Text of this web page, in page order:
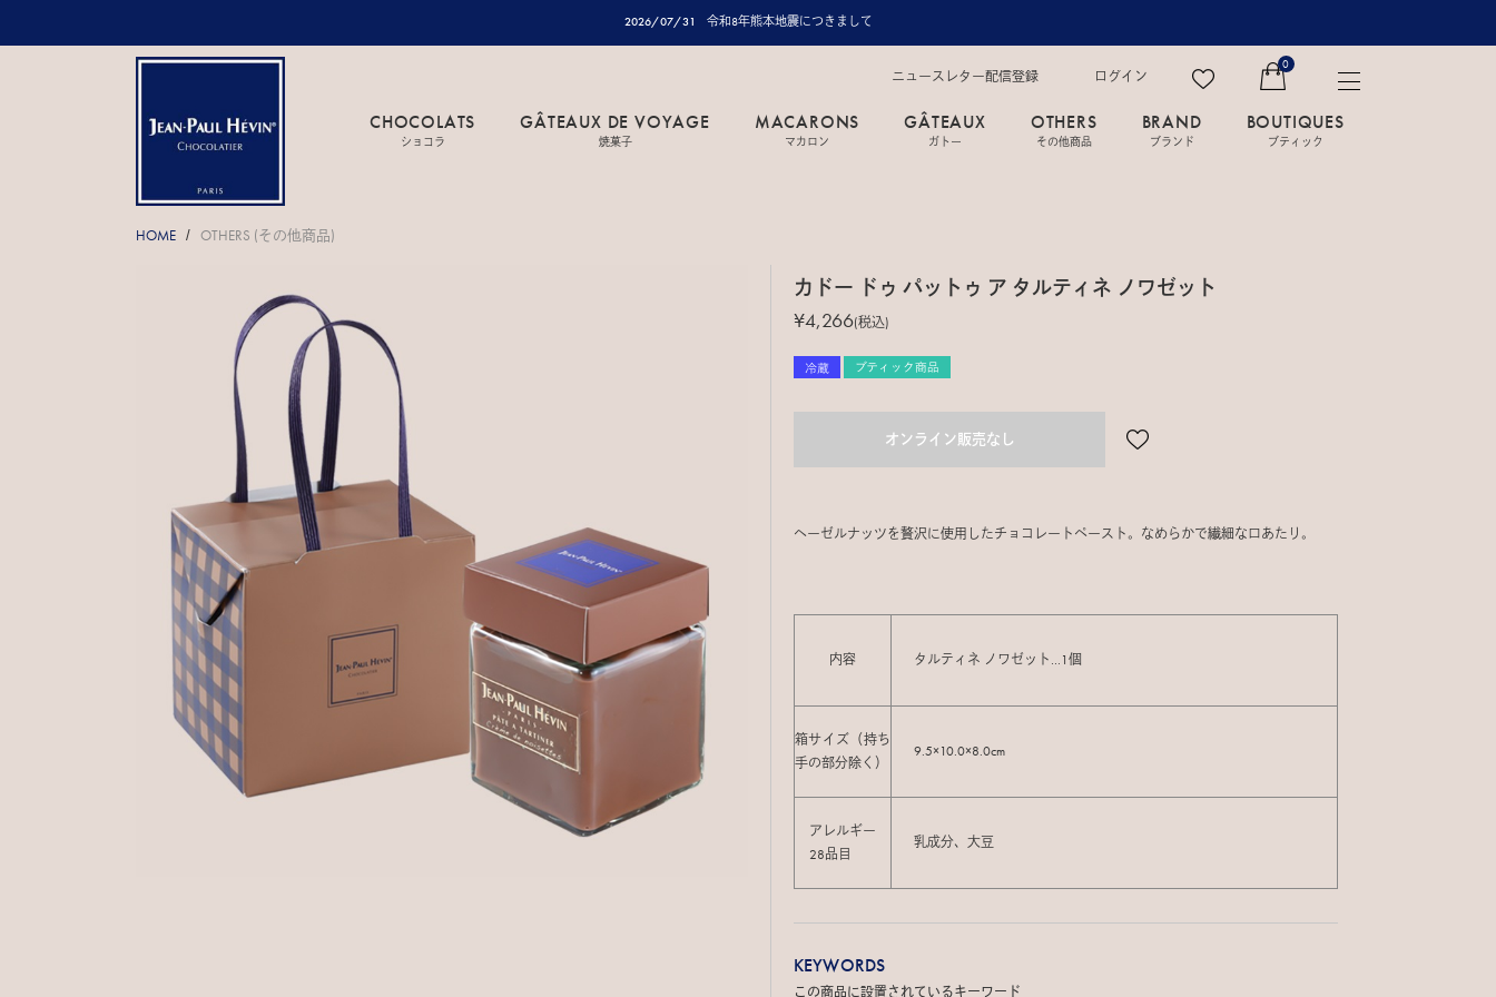
2026/07/31 令和8年熊本地震につきまして
ニュースレター配信登録 ログイン
0
CHOCOLATS
ショコラ
GÂTEAUX DE VOYAGE
焼菓子
MACARONS
マカロン
GÂTEAUX
ガトー
OTHERS
その他商品
BRAND
ブランド
BOUTIQUES
ブティック
HOME / OTHERS (その他商品)
カドー ドゥ パットゥ ア タルティネ ノワゼット
¥4,266(税込)
オンライン販売なし
ヘーゼルナッツを贅沢に使用したチョコレートペースト。なめらかで繊細な口あたり。
内容 タルティネ ノワゼット…1個
箱サイズ（持ち
手の部分除く）
9.5×10.0×8.0cm
アレルギー
28品目
乳成分、大豆
KEYWORDS
この商品に設置されているキーワード